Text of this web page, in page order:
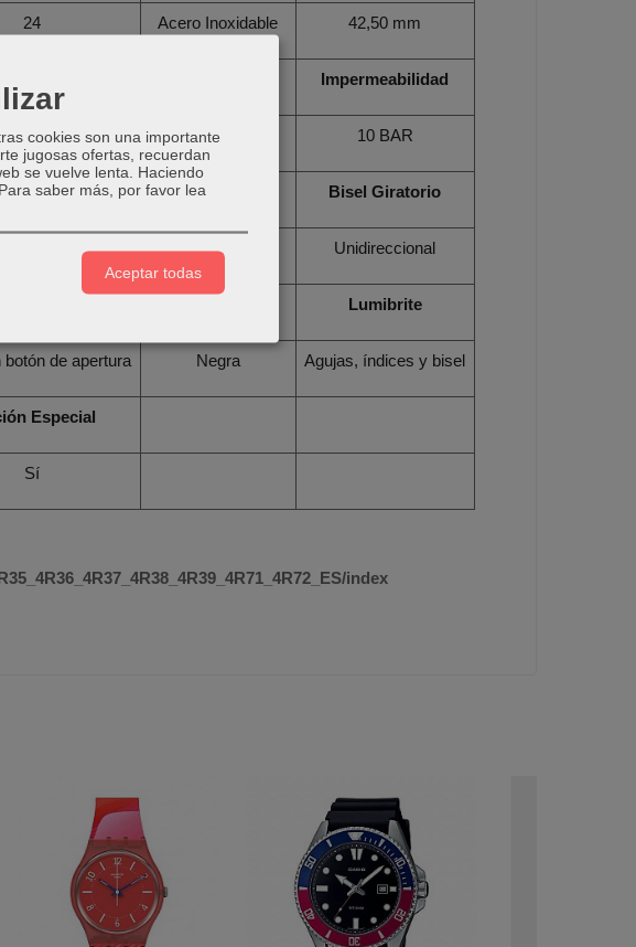
24 Acero Inoxidable 42,50 mm
Impermeabilidad
mm 165 gr 10 BAR
de caja Tipo de corona Bisel Giratorio
A presión Unidireccional
Lumibrite
botón de apertura Negra Agujas, índices y bisel
Especial
Sí
index
cookies son una importante
jugosas ofertas, recuerdan
se vuelve lenta. Haciendo
Para saber más, por favor lea
Aceptar todas